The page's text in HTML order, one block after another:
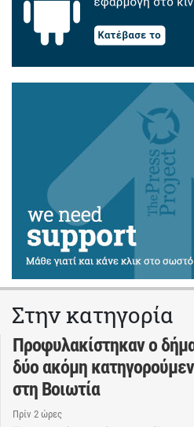
Στην κατηγορία
Προφυλακίστηκαν ο
δύο ακόμη
στη Βοιωτία
Πρίν 2 ώρες